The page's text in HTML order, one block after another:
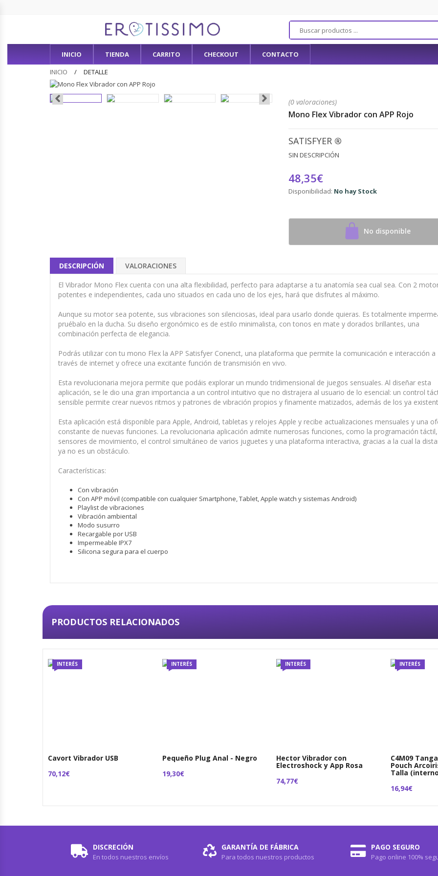
INICIO TIENDA CARRITO CHECKOUT
CONTACTO
INICIO
DETALLE
(0 valoraciones)
Mono Flex Vibrador con APP Rojo
SATISFYER ®
SIN DESCRIPCIÓN
48,35€
Disponibilidad: No hay Stock
No disponible
DESCRIPCIÓN VALORACIONES
El Vibrador Mono Flex cuenta con una alta flexibilidad, perfecto para adaptarse a tu anatomía sea cual sea. Con 2
potentes e independientes, cada uno situados en cada uno de los ejes, hará que disfrutes al máximo.
Aunque su motor sea potente, sus vibraciones son silenciosas, ideal para usarlo donde quieras. Es totalmente
pruébalo en la ducha. Su diseño ergonómico es de estilo minimalista, con tonos en mate y dorados brillantes, una
combinación perfecta de elegancia.
Podrás utilizar con tu mono Flex la APP Satisfyer Conenct, una plataforma que permite la comunicación e interacción a
través de internet y ofrece una excitante función de transmisión en vivo.
Esta revolucionaria mejora permite que podáis explorar un mundo tridimensional de juegos sensuales. Al diseñar esta
aplicación, se le dio una gran importancia a un control intuitivo que no distrajera al usuario de lo esencial: un control
sensible permite crear nuevos ritmos y patrones de vibración propios y finamente matizados, además de los ya
Esta aplicación está disponible para Apple, Android, tabletas y relojes Apple y recibe actualizaciones mensuales y una
constante de nuevas funciones. La revolucionaria aplicación admite numerosas funciones, como la programación
sensores de movimiento, el control simultáneo de varios juguetes y una plataforma interactiva, gracias a la cual la
ya no es un obstáculo.
Características:
Con vibración
Con APP móvil (compatible con cualquier Smartphone, Tablet, Apple watch y sistemas Android)
Playlist de vibraciones
Vibración ambiental
Modo susurro
Recargable por USB
Impermeable IPX7
Silicona segura para el cuerpo
PRODUCTOS RELACIONADOS
INTERÉS
Cavort Vibrador USB
70,12€
INTERÉS
Pequeño Plug Anal - Negro
19,30€
INTERÉS
Hector Vibrador con
Electroshock y App Rosa
74,77€
INTERÉS
C4M09
Pouch
Talla
16,94€
DISCRECIÓN
En todos nuestros envíos
GARANTÍA DE FÁBRICA
Para todos nuestros productos
PAGO SEGURO
Pago online 100%